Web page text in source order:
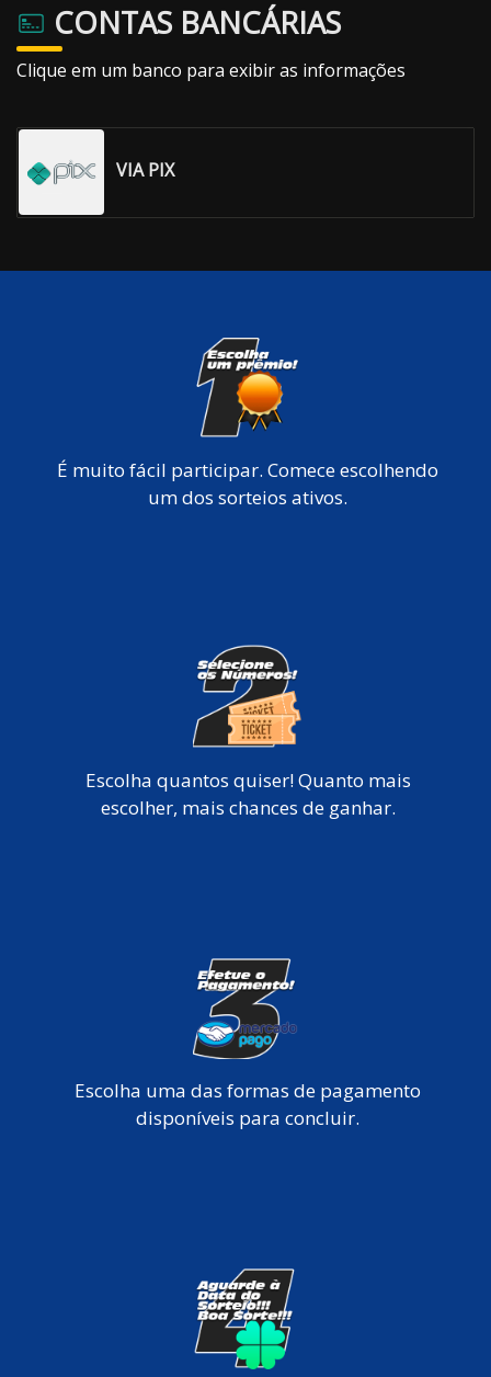
CONTAS BANCÁRIAS
Clique em um banco para exibir as informações
VIA PIX
É muito fácil participar. Comece escolhendo
um dos sorteios ativos.
Escolha quantos quiser! Quanto mais
escolher, mais chances de ganhar.
Escolha uma das formas de pagamento
disponíveis para concluir.